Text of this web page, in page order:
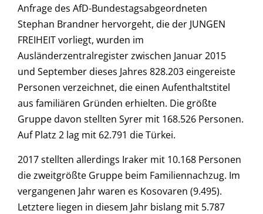
Anfrage des AfD-Bundestagsabgeordneten
Stephan Brandner hervorgeht, die der JUNGEN
FREIHEIT vorliegt, wurden im
Ausländerzentralregister zwischen Januar 2015
und September dieses Jahres 828.203 eingereiste
Personen verzeichnet, die einen Aufenthaltstitel
aus familiären Gründen erhielten. Die größte
Gruppe davon stellten Syrer mit 168.526 Personen.
Auf Platz 2 lag mit 62.791 die Türkei.
2017 stellten allerdings Iraker mit 10.168 Personen
die zweitgrößte Gruppe beim Familiennachzug. Im
vergangenen Jahr waren es Kosovaren (9.495).
Letztere liegen in diesem Jahr bislang mit 5.787